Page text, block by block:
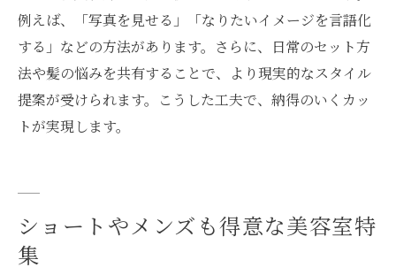
例えば、「写真を見せる」「なりたいイメージを言語化
する」などの方法があります。さらに、日常のセット方
法や髪の悩みを共有することで、より現実的なスタイル
提案が受けられます。こうした工夫で、納得のいくカッ
トが実現します。
ショートやメンズも得意な美容室特
集